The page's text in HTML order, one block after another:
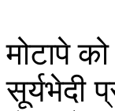
मोटापे को
सूर्यभेदी